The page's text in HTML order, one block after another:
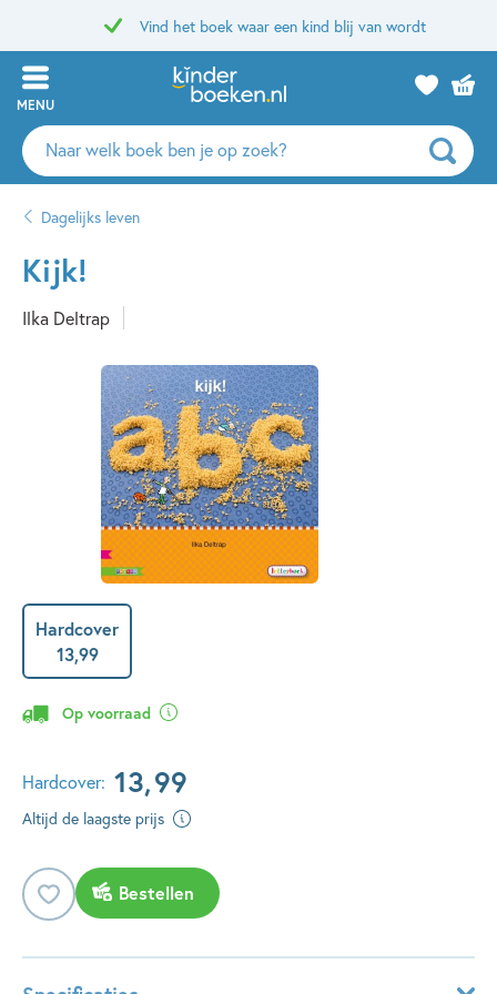
Vind het boek waar een kind blij van wordt
MENU
Zoeken
naar
auteurs
uitgevers
Dagelijks leven
Kijk!
Ilka Deltrap
Hardcover
13,99
Op voorraad
Hardcover: 13,99
Altijd de laagste prijs
Bestellen